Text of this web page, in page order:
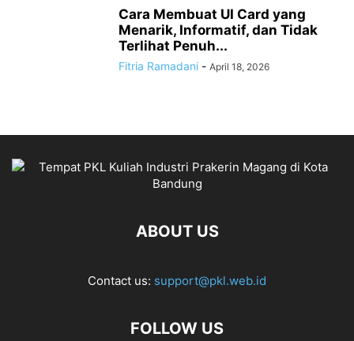
Cara Membuat UI Card yang
Menarik, Informatif, dan Tidak
Terlihat Penuh...
Fitria Ramadani - April 18, 2026
ABOUT US
Contact us: support@pkl.web.id
FOLLOW US